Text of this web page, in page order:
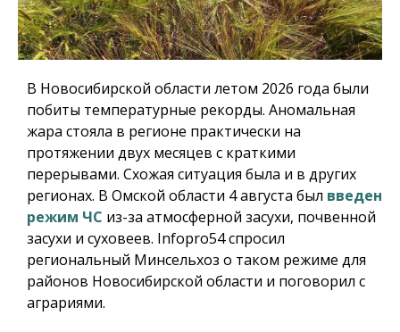
В Новосибирской области летом 2026 года были
побиты температурные рекорды. Аномальная
жара стояла в регионе практически на
протяжении двух месяцев с краткими
перерывами. Схожая ситуация была и в других
регионах. В Омской области 4 августа был введен
режим ЧС из-за атмосферной засухи, почвенной
засухи и суховеев. Infopro54спросил
региональный Минсельхоз о таком режиме для
районов Новосибирской области и поговорил с
аграриями.